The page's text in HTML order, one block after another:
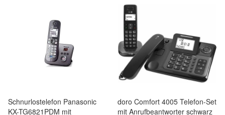
Schnurlostelefon Panasonic
KX-TG6821PDM mit
doro Comfort 4005 Telefon-Set
mit Anrufbeantworter schwarz